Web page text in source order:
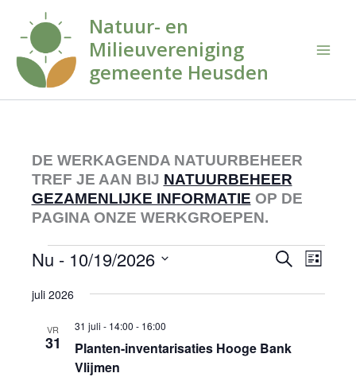
inhoud
Natuur- en
Milieuvereniging
gemeente Heusden
DE WERKAGENDA NATUURBEHEER
TREF JE AAN BIJ NATUURBEHEER
GEZAMENLIJKE INFORMATIE OP DE
PAGINA ONZE WERKGROEPEN.
Evenementen
Evenementen
en
Zoeken
Lijst
Nu - 10/19/2026
een
juli 2026
VR
31
Planten-inventarisaties Hooge Bank
Vlijmen
31 juli - 14:00 - 16:00